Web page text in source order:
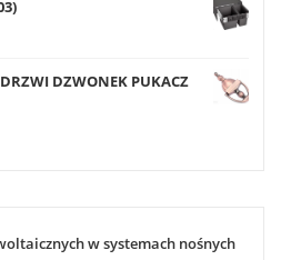
DZWONEK PUKACZ
w systemach nośnych